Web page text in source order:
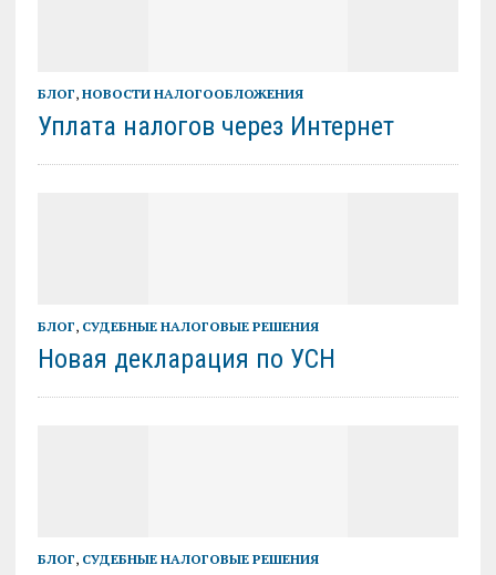
БЛОГ, НОВОСТИ НАЛОГООБЛОЖЕНИЯ
Уплата налогов через Интернет
БЛОГ, СУДЕБНЫЕ НАЛОГОВЫЕ РЕШЕНИЯ
Новая декларация по УСН
БЛОГ, СУДЕБНЫЕ НАЛОГОВЫЕ РЕШЕНИЯ